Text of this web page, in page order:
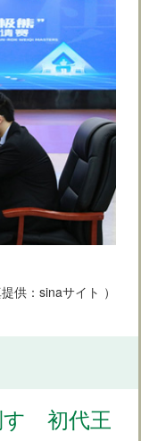
供：sinaサイト ）
す 初代王